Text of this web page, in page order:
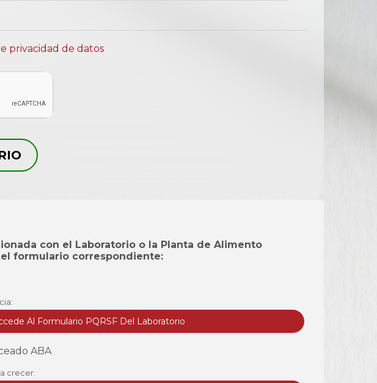
privacidad de datos
con el Laboratorio o la Planta de Alimento
formulario correspondiente:
Al Formulario PQRSF Del Laboratorio
ABA
crecer: